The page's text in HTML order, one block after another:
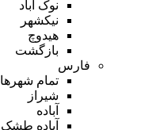
نوک آباد
نیکشهر
هیدوچ
بازگشت
فارس
تمام شهر‌ها
شیراز
آباده
آباده طشک